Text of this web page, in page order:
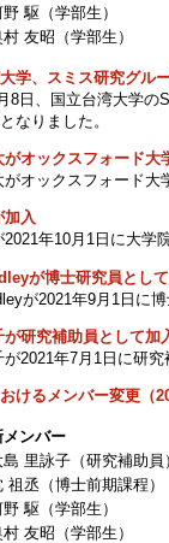
駆（学部生）
友昭（学部生）
学、スミス研究グル
8日、国立台湾大学の
なりました。
がオックスフォード大
がオックスフォード大
加入
年10月1日に大学
が博士研究員とし
が2021年9月1日に
研究補助員として加
2021年7月1日に研究
けるメンバー変更（
メンバー
島 里詠子（研究補助員
祖丞（博士前期課程）
駆（学部生）
友昭（学部生）